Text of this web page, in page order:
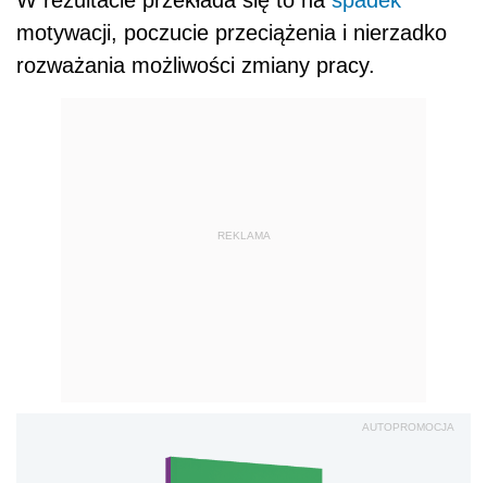
motywacji, poczucie przeciążenia i nierzadko
rozważania możliwości zmiany pracy.
REKLAMA
AUTOPROMOCJA